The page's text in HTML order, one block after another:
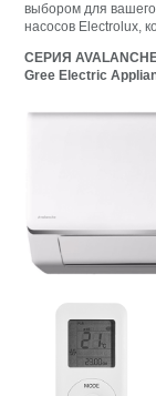
выбором для
насосов Electrolux,
СЕРИЯ
Gree Electric